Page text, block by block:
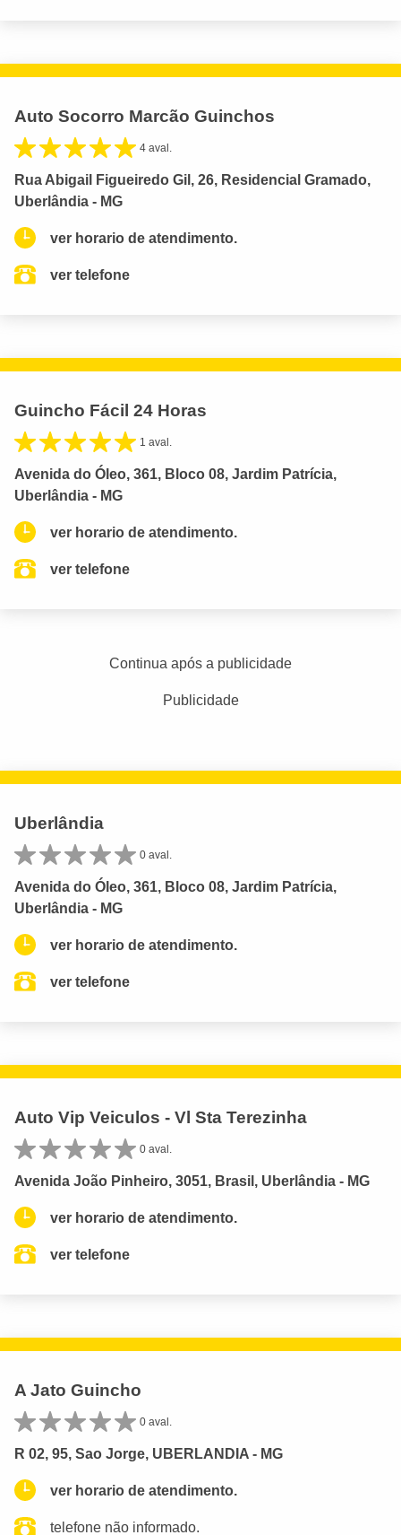
Auto Socorro Marcão Guinchos
4 aval.
Rua Abigail Figueiredo Gil, 26, Residencial Gramado,
Uberlândia - MG
ver horario de atendimento.
ver telefone
Guincho Fácil 24 Horas
1 aval.
Avenida do Óleo, 361, Bloco 08, Jardim Patrícia,
Uberlândia - MG
ver horario de atendimento.
ver telefone
Continua após a publicidade
Publicidade
Uberlândia
0 aval.
Avenida do Óleo, 361, Bloco 08, Jardim Patrícia,
Uberlândia - MG
ver horario de atendimento.
ver telefone
Auto Vip Veiculos - Vl Sta Terezinha
0 aval.
Avenida João Pinheiro, 3051, Brasil, Uberlândia - MG
ver horario de atendimento.
ver telefone
A Jato Guincho
0 aval.
R 02, 95, Sao Jorge, UBERLANDIA - MG
ver horario de atendimento.
telefone não informado.